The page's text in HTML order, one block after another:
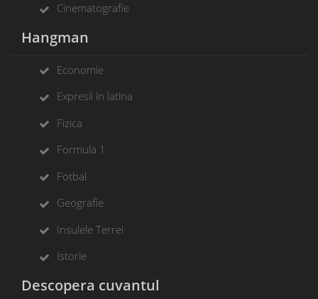
Cinematografie
Hangman
Economie
Expresii in latina
Fizica
Formula 1
Fotbal
Geografie
Insulele Terrei
Istorie
Descopera cuvantul